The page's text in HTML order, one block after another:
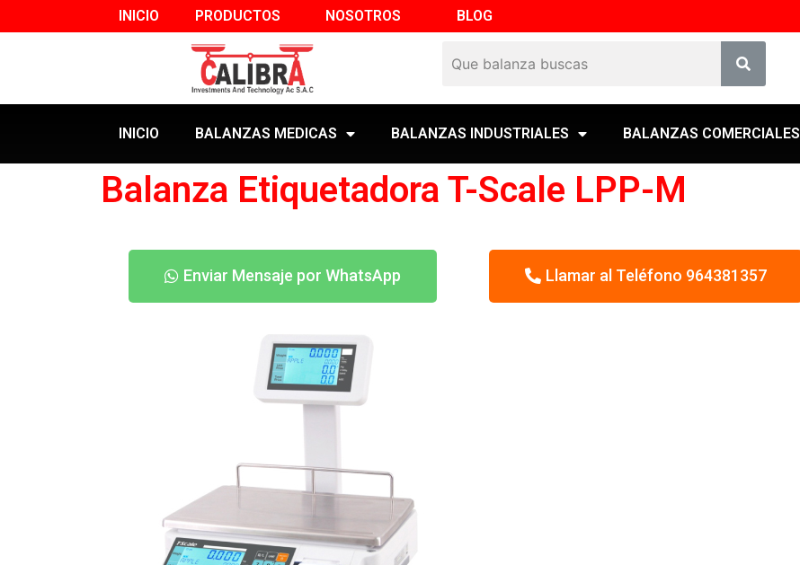
INICIO PRODUCTOS NOSOTROS BLOG
INICIO BALANZAS MEDICAS BALANZAS INDUSTRIALES BALANZAS COMERCIALES
Balanza Etiquetadora T-Scale LPP-M
Enviar Mensaje por WhatsApp Llamar al Teléfono 964381357